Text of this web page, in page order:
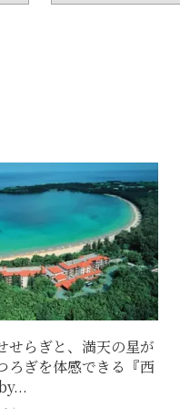
せらぎと、満天の星が
ろぎを体感できる『西